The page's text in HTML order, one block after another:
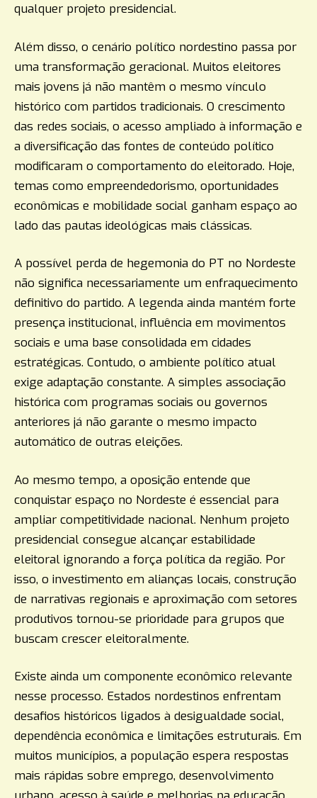
qualquer projeto presidencial.
Além disso, o cenário político nordestino passa por
uma transformação geracional. Muitos eleitores
mais jovens já não mantêm o mesmo vínculo
histórico com partidos tradicionais. O crescimento
das redes sociais, o acesso ampliado à informação e
a diversificação das fontes de conteúdo político
modificaram o comportamento do eleitorado. Hoje,
temas como empreendedorismo, oportunidades
econômicas e mobilidade social ganham espaço ao
lado das pautas ideológicas mais clássicas.
A possível perda de hegemonia do PT no Nordeste
não significa necessariamente um enfraquecimento
definitivo do partido. A legenda ainda mantém forte
presença institucional, influência em movimentos
sociais e uma base consolidada em cidades
estratégicas. Contudo, o ambiente político atual
exige adaptação constante. A simples associação
histórica com programas sociais ou governos
anteriores já não garante o mesmo impacto
automático de outras eleições.
Ao mesmo tempo, a oposição entende que
conquistar espaço no Nordeste é essencial para
ampliar competitividade nacional. Nenhum projeto
presidencial consegue alcançar estabilidade
eleitoral ignorando a força política da região. Por
isso, o investimento em alianças locais, construção
de narrativas regionais e aproximação com setores
produtivos tornou-se prioridade para grupos que
buscam crescer eleitoralmente.
Existe ainda um componente econômico relevante
nesse processo. Estados nordestinos enfrentam
desafios históricos ligados à desigualdade social,
dependência econômica e limitações estruturais. Em
muitos municípios, a população espera respostas
mais rápidas sobre emprego, desenvolvimento